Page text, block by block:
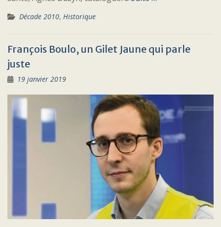
Décade 2010, Historique
François Boulo, un Gilet Jaune qui parle
juste
19 janvier 2019